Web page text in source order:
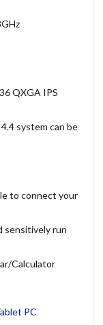
QXGA IPS
system can be
to connect your
sensitively run
Calculator
PC